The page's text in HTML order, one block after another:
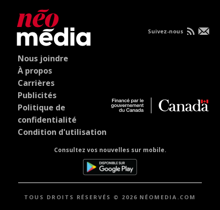
Nous joindre
À propos
Carrières
Publicités
Politique de
confidentialité
Condition d'utilisation
Consultez vos nouvelles sur mobile.
Suivez-nous
TOUS DROITS RÉSERVÉS © 2026 NÉOMEDIA.COM